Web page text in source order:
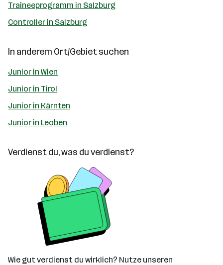
Traineeprogramm in Salzburg
Controller in Salzburg
In anderem Ort/Gebiet suchen
Junior in Wien
Junior in Tirol
Junior in Kärnten
Junior in Leoben
Verdienst du, was du verdienst?
Wie gut verdienst du wirklich? Nutze unseren